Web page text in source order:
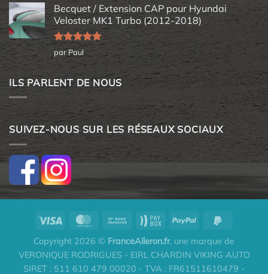
Becquet / Extension CAP pour Hyundai
Veloster MK1 Turbo (2012-2018)
Note5sur
5
par Paul
ILS PARLENT DE NOUS
SUIVEZ-NOUS SUR LES RÉSEAUX SOCIAUX
Copyright 2026 © FranceAileron.fr, une marque de
VERONIQUE RODRIGUES - EIRL CHARDIN VIKING AUTO
SIRET : 511 610 479 00020 - TVA : FR61511610479 -